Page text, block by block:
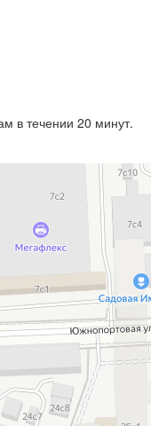
в течении 20 минут.